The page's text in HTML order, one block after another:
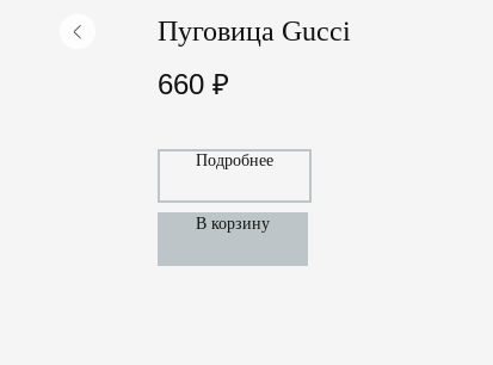
Пуговица Gucci
660 ₽
Подробнее
В корзину